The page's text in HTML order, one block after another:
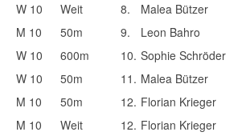
W 10
Weit 8.
Malea Bützer
M 10
50m 9.
Leon Bahro
W 10
600m 10. Sophie Schröder
W 10
50m 11. Malea Bützer
M 10
50m 12. Florian Krieger
M 10
Weit 12. Florian Krieger